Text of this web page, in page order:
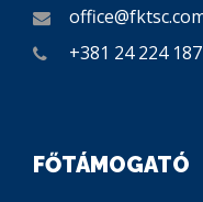
+381 24 224 187
FŐTÁMOGATÓ